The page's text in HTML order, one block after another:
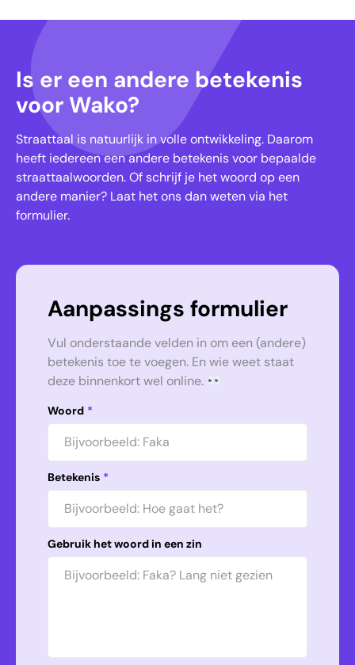
Is er een andere betekenis
voor Wako?
Straattaal is natuurlijk in volle ontwikkeling. Daarom
heeft iedereen een andere betekenis voor bepaalde
straattaalwoorden. Of schrijf je het woord op een
andere manier? Laat het ons dan weten via het
formulier.
Aanpassings formulier
Vul onderstaande velden in om een (andere)
betekenis toe te voegen. En wie weet staat
deze binnenkort wel online.
Woord *
Betekenis *
Gebruik het woord in een zin